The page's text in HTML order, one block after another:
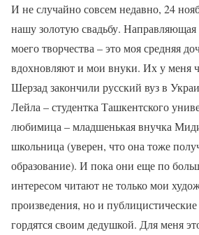
И не случайно совсем недавно, 24
нашу золотую свадьбу.
моего творчества – это моя средняя
вдохновляют и мои внуки. Их у меня
Шерзад закончили русский вуз в
Лейла – студентка Ташкентского
любимица – младшенькая внучка
школьница (уверен, что она тоже
образование). И пока они еще по
интересом читают не только мои
произведения, но и публицистические
гордятся своим дедушкой. Для меня